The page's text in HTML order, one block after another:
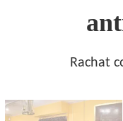
Rachat